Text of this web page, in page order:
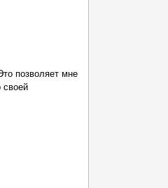
позволяет мне
своей